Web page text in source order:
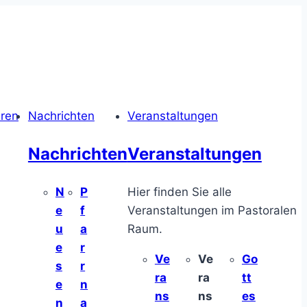
Nachrichten
Nachrichten
N
e
u
e
s
e
n
P
f
a
r
r
n
a
Veranstaltungen
Veranstaltungen
Hier finden Sie alle
Veranstaltungen im Pastoralen
Raum.
Ve
ra
ns
Ve
ra
ns
Go
tt
es